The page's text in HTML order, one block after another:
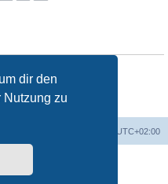
dir den
Nutzung zu
Forum erstellen.
ändern.
löschen.
UTC+02:00
© phpBB Limited
phpBB.de